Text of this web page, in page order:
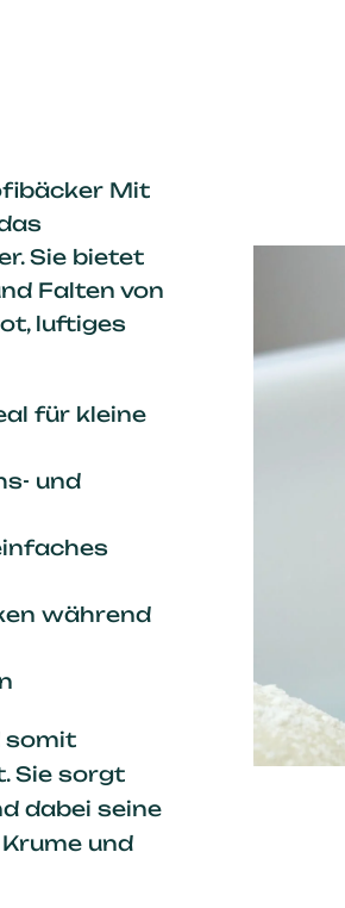
Mit
Sie bietet
Falten von
luftiges
für kleine
und
während
somit
Sie sorgt
dabei seine
und